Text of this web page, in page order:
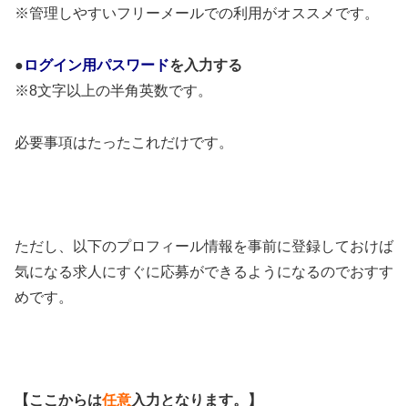
※管理しやすいフリーメールでの利用がオススメです。
● ログイン用パスワードを入力する
※8文字以上の半角英数です。
必要事項はたったこれだけです。
ただし、以下のプロフィール情報を事前に登録しておけば
気になる求人にすぐに応募ができるようになるのでおすす
めです。
【 ここからは任意入力となります。 】